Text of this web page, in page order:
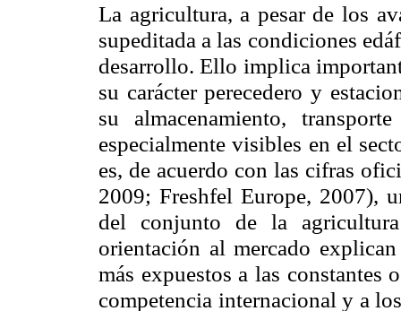
La agricultura, a pesar de los
supeditada a las condiciones
desarrollo. Ello implica
su carácter perecedero y
su almacenamiento,
especialmente visibles en el
es, de acuerdo con las cifras
2009; Freshfel Europe, 2007),
del conjunto de la
orientación al mercado
más expuestos a las constantes
competencia internacional y a